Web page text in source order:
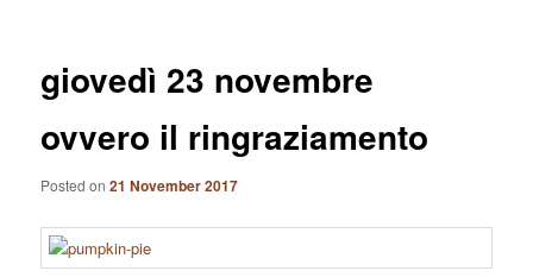
giovedì 23 novembre
ovvero il ringraziamento
Posted on21 November 2017